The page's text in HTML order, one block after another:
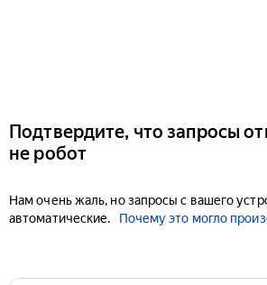
Подтвердите, что запросы
не робот
Нам очень жаль, но запросы с вашего
автоматические.
Почему это могло